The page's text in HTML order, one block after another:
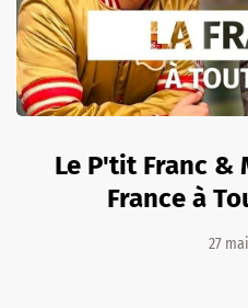
Le P'tit Franc &
France à
27